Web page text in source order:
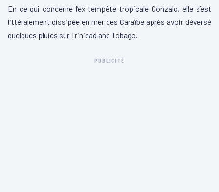
En ce qui concerne l’ex tempête tropicale Gonzalo, elle s’est
littéralement dissipée en mer des Caraïbe après avoir déversé
quelques pluies sur Trinidad and Tobago.
PUBLICITÉ